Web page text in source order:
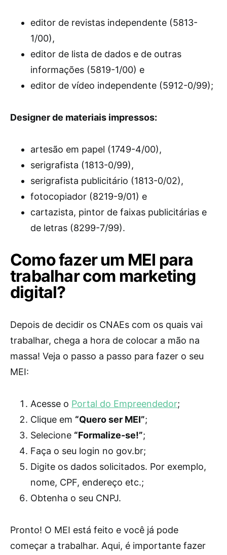
editor de revistas independente (5813-
1/00),
editor de lista de dados e de outras
informações (5819-1/00) e
editor de vídeo independente (5912-0/99);
Designer de materiais impressos:
artesão em papel (1749-4/00),
serigrafista (1813-0/99),
serigrafista publicitário (1813-0/02),
fotocopiador (8219-9/01) e
cartazista, pintor de faixas publicitárias e
de letras (8299-7/99).
Como fazer um MEI para
trabalhar com marketing
digital?
Depois de decidir os CNAEs com os quais vai
trabalhar, chega a hora de colocar a mão na
massa! Veja o passo a passo para fazer o seu
MEI:
Acesse o Portal do Empreendedor;
Clique em “Quero ser MEI”;
Selecione “Formalize-se!”;
Faça o seu login no gov.br;
Digite os dados solicitados. Por exemplo,
nome, CPF, endereço etc.;
Obtenha o seu CNPJ.
Pronto! O MEI está feito e você já pode
começar a trabalhar. Aqui, é importante fazer